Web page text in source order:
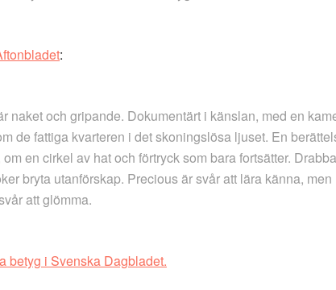
:
naket och gripande. Dokumentärt i känslan, med en
de fattiga kvarteren i det skoningslösa ljuset. En
om en cirkel av hat och förtryck som bara fortsätter.
bryta utanförskap. Precious är svår att lära känna,
att glömma.
betyg i Svenska Dagbladet.